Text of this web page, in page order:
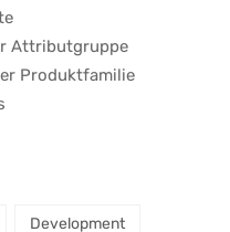
Attributgruppe
Produktfamilie
Development